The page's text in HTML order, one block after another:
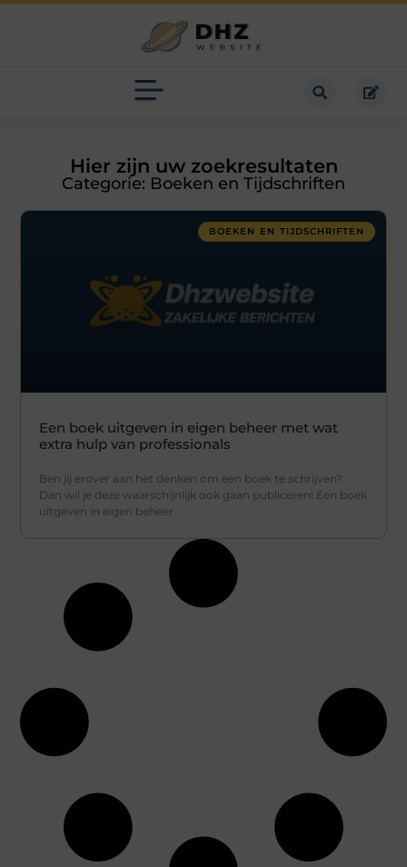
Hier zijn uw zoekresultaten
Categorie: Boeken en Tijdschriften
BOEKEN EN TIJDSCHRIFTEN
Een boek uitgeven in eigen beheer met wat
extra hulp van professionals
Ben jij erover aan het denken om een boek te schrijven?
Dan wil je deze waarschijnlijk ook gaan publiceren! Een boek
uitgeven in eigen beheer